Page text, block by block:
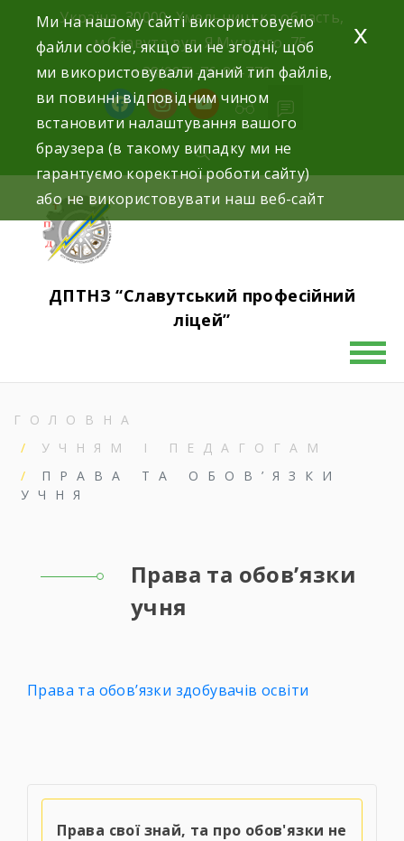
Україна, 30000, Хмельницька область,
м.Славута вул. Я.Мудрого, 75.
+38(097)-76-89-770
ДПТНЗ “Славутський професійний
ліцей”
ГОЛОВНА
УЧНЯМ І ПЕДАГОГАМ
ПРАВА ТА ОБОВ’ЯЗКИ
УЧНЯ
Права та обов’язки
учня
Права та обов’язки здобувачів освіти
Права свої знай, та про обов'язки не
Ми на нашому сайті використовуємо
файли cookie, якщо ви не згодні, щоб
ми використовували даний тип файлів,
ви повинні відповідним чином
встановити налаштування вашого
браузера (в такому випадку ми не
гарантуємо коректної роботи сайту)
або не використовувати наш веб-сайт
x